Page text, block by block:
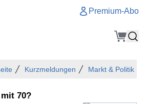
Premium-Abo
Kurzmeldungen Markt & Politik
70?